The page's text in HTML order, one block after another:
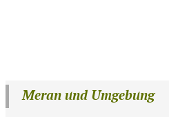
Meran und Umgebung